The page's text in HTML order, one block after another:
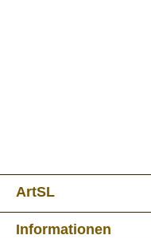
ArtSL
Informationen